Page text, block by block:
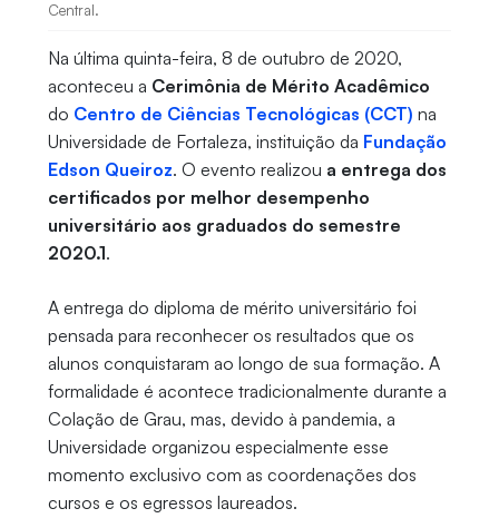
Central.
Na última quinta-feira, 8 de outubro de 2020,
aconteceu a Cerimônia de Mérito Acadêmico
do Centro de Ciências Tecnológicas (CCT) na
Universidade de Fortaleza, instituição da Fundação
Edson Queiroz. O evento realizou a entrega dos
certificados por melhor desempenho
universitário aos graduados do semestre
2020.1.
A entrega do diploma de mérito universitário foi
pensada para reconhecer os resultados que os
alunos conquistaram ao longo de sua formação. A
formalidade é acontece tradicionalmente durante a
Colação de Grau, mas, devido à pandemia, a
Universidade organizou especialmente esse
momento exclusivo com as coordenações dos
cursos e os egressos laureados.